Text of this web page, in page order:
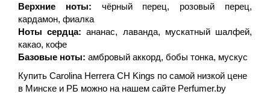
Верхние ноты: чёрный перец, розовый перец,
кардамон, фиалка
Ноты сердца:ананас, лаванда, мускатный шалфей,
какао, кофе
Базовые ноты: амбровый аккорд, бобы тонка, мускус
Купить Carolina Herrera CH Kings по самой низкой цене
в Минске и РБ можно на нашем сайте Perfumer.by